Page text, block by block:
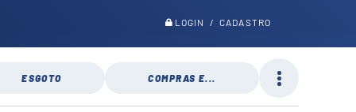
LOGIN / CADASTRO
ESGOTO COMPRAS E...